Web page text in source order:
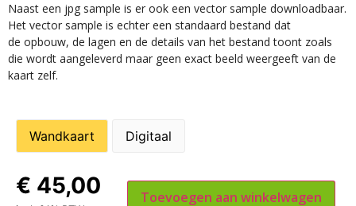
Naast een jpg sample is er ook een vector sample downloadbaar.
Het vector sample is echter een standaard bestand dat
de opbouw, de lagen en de details van het bestand toont zoals
die wordt aangeleverd maar geen exact beeld weergeeft van de
kaart zelf.
Wandkaart Digitaal
€ 45,00 Toevoegen aan winkelwagen